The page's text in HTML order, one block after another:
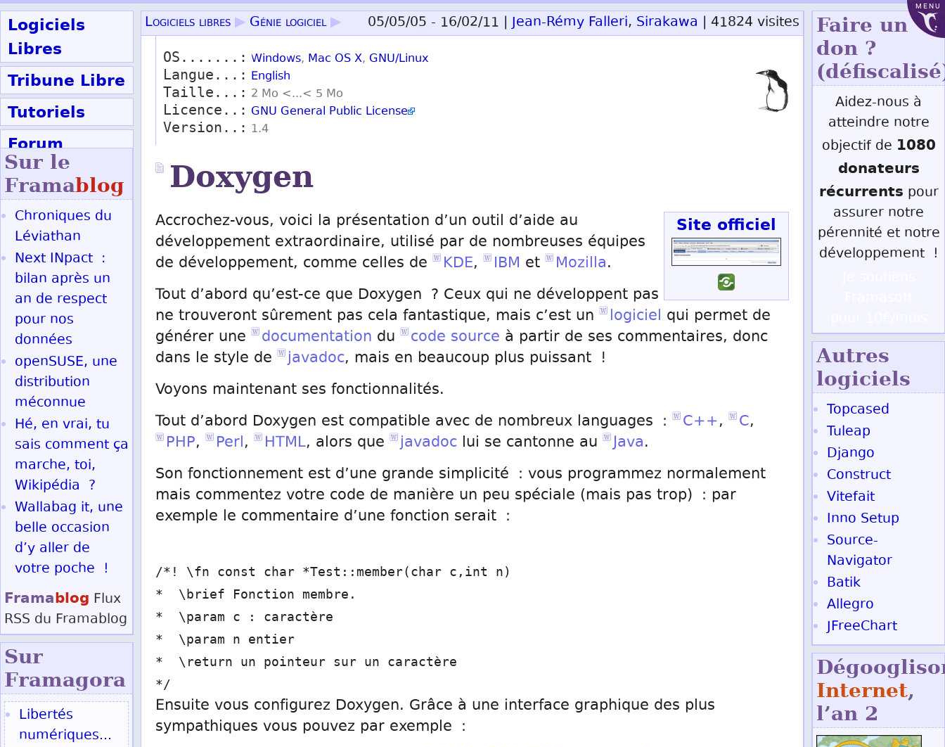
MENU
Logiciels
Libres
Tribune Libre
Tutoriels
Forum
Participer
Logiciels libres ▶ Génie logiciel▶ 05/05/05 - 16/02/11 |Jean-Rémy Falleri, Sirakawa | 41824 visites
OS.......: Windows, Mac OS X, GNU/Linux
Langue...: English
Taille...: 2 Mo <...< 5 Mo
Licence..: GNU General Public License
Version..: 1.4
Doxygen
Site officiel
Accrochez-vous, voici la présentation d’un outil d’aide au
développement extraordinaire, utilisé par de nombreuses équipes
de développement, comme celles de
KDE, IBM et Mozilla.
Tout d’abord qu’est-ce que Doxygen ? Ceux qui ne développent pas
ne trouveront sûrement pas cela fantastique, mais c’est un
logiciel qui permet de
générer une
documentation du code source à partir de ses commentaires, donc
dans le style de
javadoc, mais en beaucoup plus puissant !
Voyons maintenant ses fonctionnalités.
Tout d’abord Doxygen est compatible avec de nombreux languages :
C++, C,
PHP, Perl, HTML, alors que javadoc lui se cantonne au Java.
Son fonctionnement est d’une grande simplicité : vous programmez normalement
mais commentez votre code de manière un peu spéciale (mais pas trop) : par
exemple le commentaire d’une fonction serait :
/*! \fn const char *Test::member(char c,int n)
* \brief Fonction membre.
* \param c : caractère
* \param n entier
* \return un pointeur sur un caractère
*/
Ensuite vous configurez Doxygen. Grâce à une interface graphique des plus
sympathiques vous pouvez par exemple :
Faire un
don ?
Aidez-nous à
atteindre notre
objectif de 1080
donateurs
récurrents pour
assurer notre
pérennité et notre
développement !
Autres
logiciels
Topcased
Tuleap
Django
Construct
Vitefait
Inno Setup
Source-
Navigator
Batik
Allegro
JFreeChart
Internet,
l’an 2
Sur le
Framablog
Chroniques du
Léviathan
Next INpact :
bilan après un
an de respect
pour nos
données
openSUSE, une
distribution
méconnue
Hé, en vrai, tu
sais comment ça
marche, toi,
Wikipédia ?
Wallabag it, une
belle occasion
d’y aller de
votre poche !
Framablog Flux
RSS du Framablog
Sur
Framagora
Libertés
numériques...